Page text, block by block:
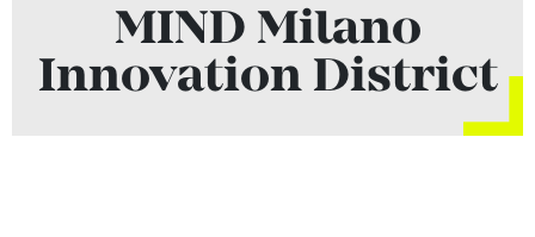
MIND Milano
Innovation District